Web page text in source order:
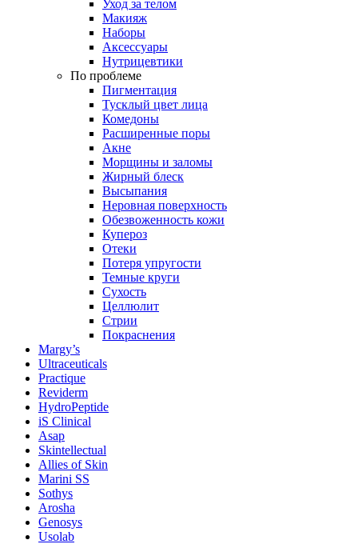
Уход за телом
Макияж
Наборы
Аксессуары
Нутрицевтики
По проблеме
Пигментация
Тусклый цвет лица
Комедоны
Расширенные поры
Акне
Морщины и заломы
Жирный блеск
Высыпания
Неровная поверхность
Обезвоженность кожи
Купероз
Отеки
Потеря упругости
Темные круги
Сухость
Целлюлит
Стрии
Покраснения
Margy’s
Ultraceuticals
Practique
Reviderm
HydroPeptide
iS Clinical
Asap
Skintellectual
Allies of Skin
Marini SS
Sothys
Arosha
Genosys
Usolab